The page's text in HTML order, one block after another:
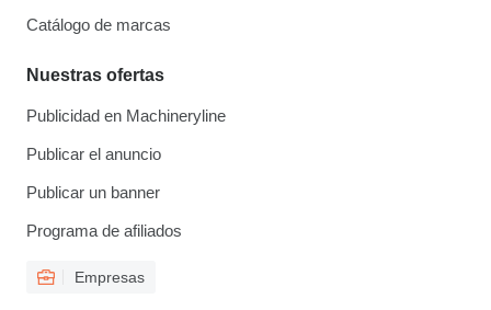
Catálogo de marcas
Nuestras ofertas
Publicidad en Machineryline
Publicar el anuncio
Publicar un banner
Programa de afiliados
Empresas